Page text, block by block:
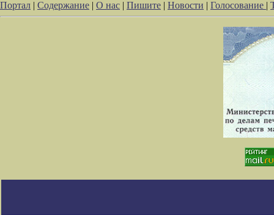
Портал | Содержание | О нас | Пишите | Новости | Голосование |